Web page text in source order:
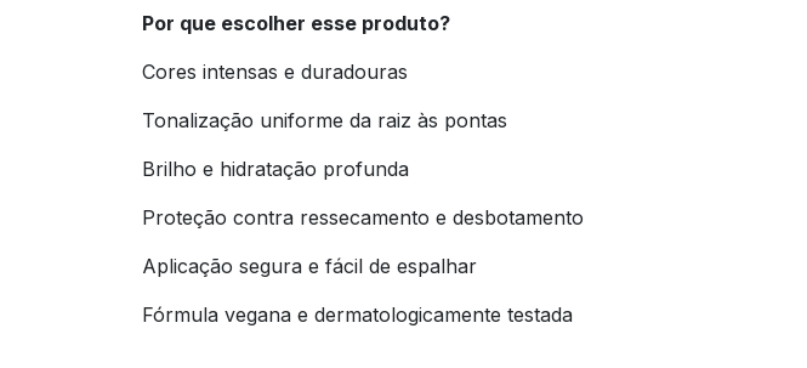
Por que escolher esse produto?
Cores intensas e duradouras
Tonalização uniforme da raiz às pontas
Brilho e hidratação profunda
Proteção contra ressecamento e desbotamento
Aplicação segura e fácil de espalhar
Fórmula vegana e dermatologicamente testada